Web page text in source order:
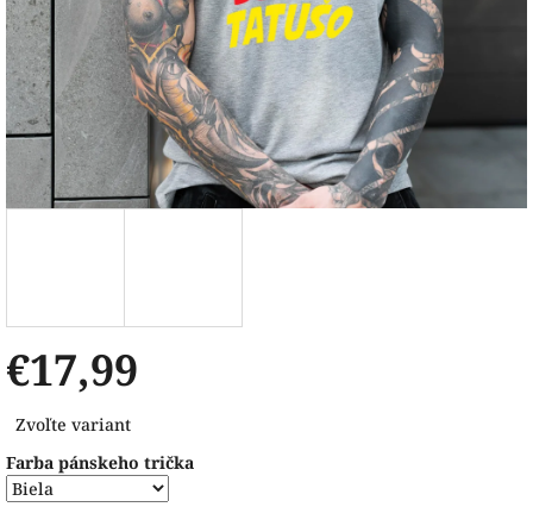
€17,99
cena:
Zvoľte variant
Farba pánskeho trička